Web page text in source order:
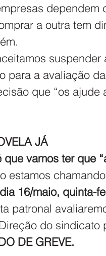
dependem
a outra tem
para a avaliação
que “os ajude
JÁ
que vamos ter que
estamos chamando
16/maio, quinta-
patronal
do sindicato
DE GREVE.